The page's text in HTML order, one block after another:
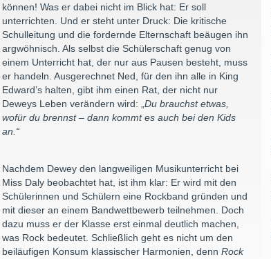
können! Was er dabei nicht im Blick hat: Er soll
unterrichten. Und er steht unter Druck: Die kritische
Schulleitung und die fordernde Elternschaft beäugen ihn
argwöhnisch. Als selbst die Schülerschaft genug von
einem Unterricht hat, der nur aus Pausen besteht, muss
er handeln. Ausgerechnet Ned, für den ihn alle in King
Edward’s halten, gibt ihm einen Rat, der nicht nur
Deweys Leben verändern wird: „Du brauchst etwas,
wofür du brennst – dann kommt es auch bei den Kids
an.“
Nachdem Dewey den langweiligen Musikunterricht bei
Miss Daly beobachtet hat, ist ihm klar: Er wird mit den
Schülerinnen und Schülern eine Rockband gründen und
mit dieser an einem Bandwettbewerb teilnehmen. Doch
dazu muss er der Klasse erst einmal deutlich machen,
was Rock bedeutet. Schließlich geht es nicht um den
beiläufigen Konsum klassischer Harmonien, denn Rock